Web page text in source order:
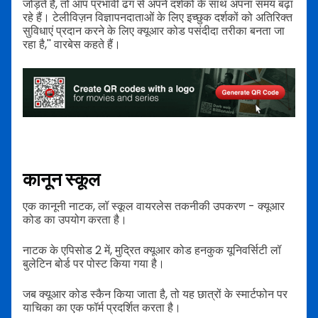
जोड़ते हैं, तो आप प्रभावी ढंग से अपने दर्शकों के साथ अपना समय बढ़ा
रहे हैं। टेलीविज़न विज्ञापनदाताओं के लिए इच्छुक दर्शकों को अतिरिक्त
सुविधाएं प्रदान करने के लिए क्यूआर कोड पसंदीदा तरीका बनता जा
रहा है,'' वारबेस कहते हैं।
कानून स्कूल
एक कानूनी नाटक, लॉ स्कूल वायरलेस तकनीकी उपकरण - क्यूआर
कोड का उपयोग करता है।
नाटक के एपिसोड 2 में, मुद्रित क्यूआर कोड हनकुक यूनिवर्सिटी लॉ
बुलेटिन बोर्ड पर पोस्ट किया गया है।
जब क्यूआर कोड स्कैन किया जाता है, तो यह छात्रों के स्मार्टफोन पर
याचिका का एक फॉर्म प्रदर्शित करता है।